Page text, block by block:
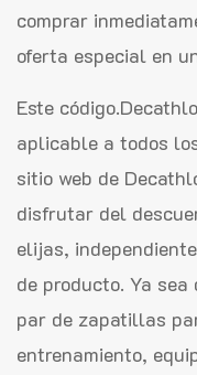
comprar
oferta especial en
Este
aplicable a todos
sitio web de
disfrutar del
elijas,
de producto. Ya
par de zapatillas
entrenamiento,